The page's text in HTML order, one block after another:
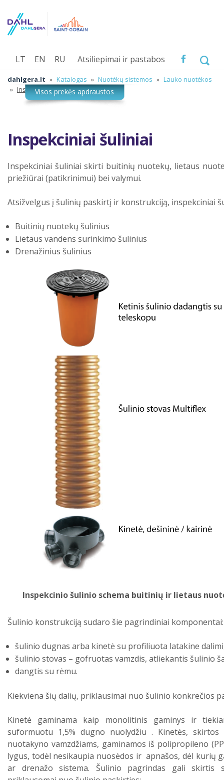
Atsiliepimai ir pastabos
LT EN RU
dahlgera.lt » Katalogas » Nuotėkų sistemos » Lauko nuotėkos
» Inspekciniai šuliniai
Inspekciniai šuliniai
Inspekciniai šuliniai skirti buitinių nuotekų, lietaus
priežiūrai (patikrinimui) bei valymui.
Atsižvelgus į šulinių paskirtį ir konstrukciją, inspekciniai
Buitinių nuotekų šulinius
Lietaus vandens surinkimo šulinius
Drenažinius šulinius
Inspekcinio šulinio schema buitinių ir lietaus
Šulinio konstrukciją sudaro šie pagrindiniai komponentai:
šulinio dugnas arba kinetė su profiliuota latakine
šulinio stovas – gofruotas vamzdis, atliekantis šulinio
dangtis su rėmu.
Kiekviena šių dalių, priklausimai nuo šulinio konkrečios
Kinetė gaminama kaip monolitinis gaminys ir
suformuotu 1,5% dugno nuolydžiu . Kinetės,
nuotakyno vamzdžiams, gaminamos iš polipropileno
lygus, todėl nesikaupia nuosėdos ir apnašos, dėl kurių
ar drenažo sistema. Šulinio pagrindas gali skirtis